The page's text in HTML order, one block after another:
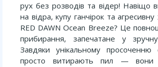
рух без розводів та відер! Навіщо
на відра, купу ганчірок та
RED DAWN Ocean Breeze? Це
прибирання, запечатане у
Завдяки унікальному просоченню
просто витирають пил — вони